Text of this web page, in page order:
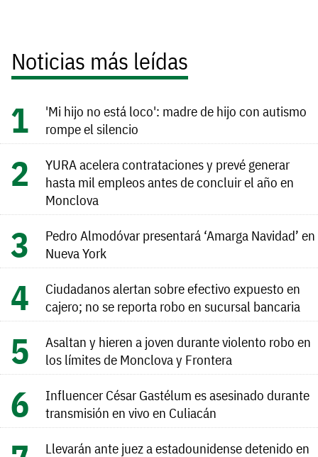
Noticias más leídas
'Mi hijo no está loco': madre de hijo con autismo
rompe el silencio
YURA acelera contrataciones y prevé generar
hasta mil empleos antes de concluir el año en
Monclova
Pedro Almodóvar presentará ‘Amarga Navidad’ en
Nueva York
Ciudadanos alertan sobre efectivo expuesto en
cajero; no se reporta robo en sucursal bancaria
Asaltan y hieren a joven durante violento robo en
los límites de Monclova y Frontera
Influencer César Gastélum es asesinado durante
transmisión en vivo en Culiacán
Llevarán ante juez a estadounidense detenido en